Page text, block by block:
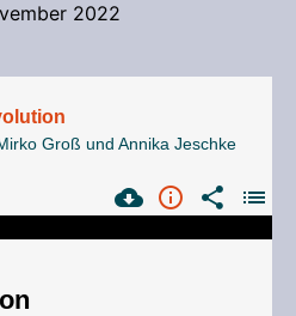
2022
Groß und Annika Jeschke